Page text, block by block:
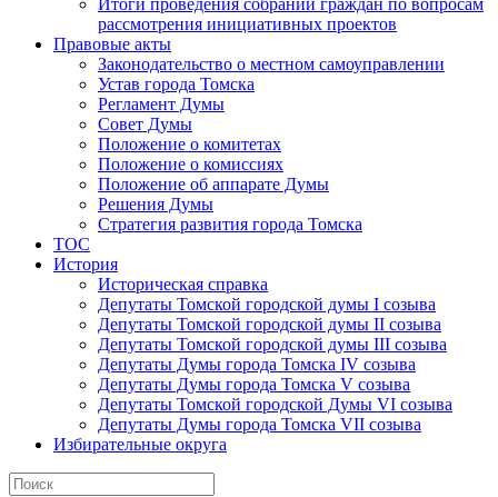
рассмотрения инициативных проектов
Правовые акты
Законодательство о местном самоуправлении
Устав города Томска
Регламент Думы
Совет Думы
Положение о комитетах
Положение о комиссиях
Положение об аппарате Думы
Решения Думы
Стратегия развития города Томска
ТОС
История
Историческая справка
Депутаты Томской городской думы I созыва
Депутаты Томской городской думы II созыва
Депутаты Томской городской думы III созыва
Депутаты Думы города Томска IV созыва
Депутаты Думы города Томска V созыва
Депутаты Томской городской Думы VI созыва
Депутаты Думы города Томска VII созыва
Избирательные округа